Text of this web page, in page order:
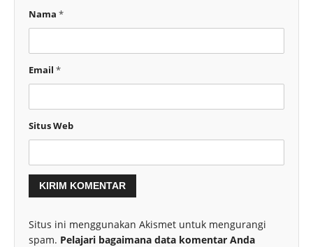
Nama *
Email *
Situs Web
Situs ini menggunakan Akismet untuk mengurangi
spam. Pelajari bagaimana data komentar Anda